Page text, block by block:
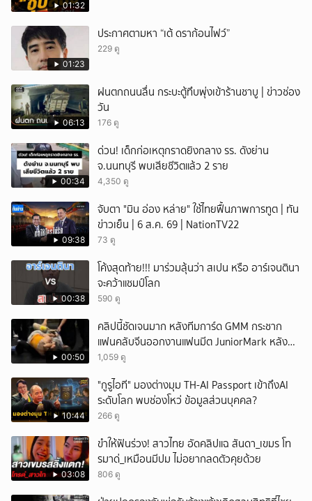
01:32
01:23
ประกาศตามหา “เต้ ดราก้อนไฟว์”
229 ดู
06:13
ฝนตกถนนลื่น กระบะตู้ทึบพุ่งเข้าร้านชาบู | ข่าวช่อง
วัน
176 ดู
00:34
ด่วน! เด็กก่อเหตุกราดยิงกลาง รร. ดังย่าน
จ.นนทบุรี พบเสียชีวิตแล้ว 2 ราย
4,350 ดู
09:38
จับตา "มิน อ่อง หล่าย" ใช้ไทยฟื้นภาพการทูต | ทัน
ข่าวเย็น | 6 ส.ค. 69 | NationTV22
73 ดู
00:38
โค้งสุดท้าย!!! มาร่วมลุ้นว่า สเปน หรือ อาร์เจนตินา
จะคว้าแชมป์โลก
590 ดู
00:50
คลิปนี้ชัดเจนมาก หลังทีมการ์ด GMM กระชาก
แฟนคลับจีนออกงานแฟนมีต JuniorMark หลัง
ฝ่าฝืนกติกาจองคิว
1,059 ดู
10:44
"กูรูไอที" มองต่างมุม TH-AI Passport เข้าถึงAI
ระดับโลก พบช่องโหว่ ข้อมูลส่วนบุคคล?
266 ดู
03:08
ขำให้ฟันร่วง! สาวไทย อัดคลิปแฉ สันดา_เขมร โท
รมาด่_เหมือนมีปม ไม่อยากลดตัวคุยด้วย
806 ดู